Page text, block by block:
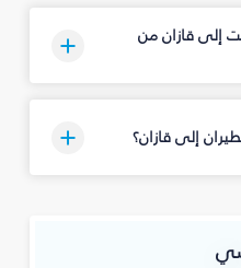
إلى قازان من
إلى قازان؟